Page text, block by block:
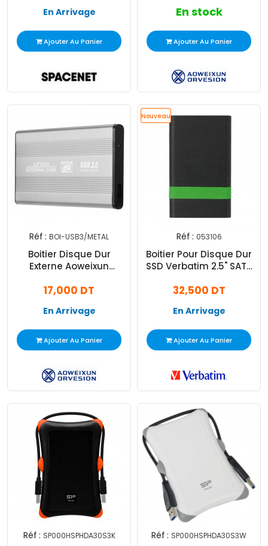
En Arrivage
Ajouter Au Panier
En stock
Ajouter Au Panier
Réf : BOI-USB3/METAL
Boitier Disque Dur
Externe Aoweixun
Silver
17,000 DT
En Arrivage
Ajouter Au Panier
Nouveau
Réf : 053106
Boitier Pour Disque Dur
SSD Verbatim 2.5" SATA
32,500 DT
En Arrivage
Ajouter Au Panier
Réf : SP000HSPHDA30S3K Réf : SP000HSPHDA30S3W